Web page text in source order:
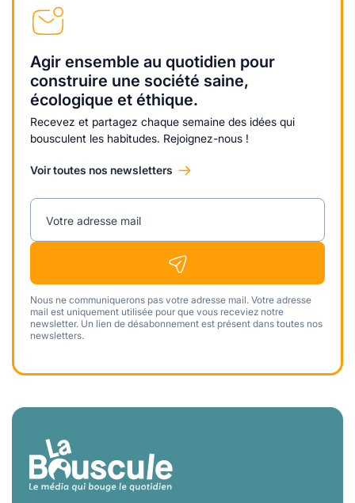
Agir ensemble au quotidien pour
construire une société saine,
écologique et éthique.
Recevez et partagez chaque semaine des idées qui
bousculent les habitudes. Rejoignez-nous !
Voir toutes nos newsletters
Votre adresse mail
Nous ne communiquerons pas votre adresse mail. Votre adresse
mail est uniquement utilisée pour que vous receviez notre
newsletter. Un lien de désabonnement est présent dans toutes nos
newsletters.